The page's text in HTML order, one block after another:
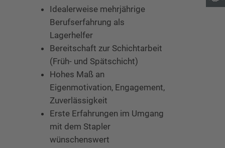
Idealerweise mehrjährige
Berufserfahrung als
Lagerhelfer
Bereitschaft zur Schichtarbeit
(Früh- und Spätschicht)
Hohes Maß an
Eigenmotivation, Engagement,
Zuverlässigkeit
Erste Erfahrungen im Umgang
mit dem Stapler
wünschenswert